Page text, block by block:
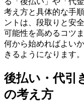
考え方と具体的な手
ントは、段取りと安
可能性を高めるコツ
何から始めればよい
きるようになります。
後払い・代引
の考え方